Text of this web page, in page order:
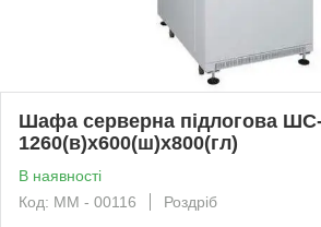
Шафа серверна підлогова
1260(в)х600(ш)х800(гл)
В наявності
Код: ММ - 00116
Роздріб